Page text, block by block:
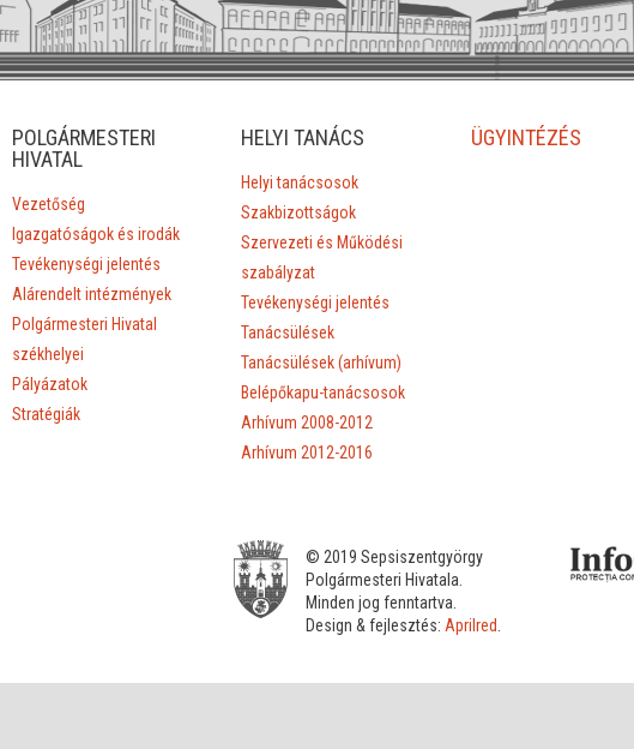
POLGÁRMESTERI
HIVATAL
Vezetőség
Igazgatóságok és irodák
Tevékenységi jelentés
Alárendelt intézmények
Polgármesteri Hivatal
székhelyei
Pályázatok
Stratégiák
HELYI TANÁCS
Helyi tanácsosok
Szakbizottságok
Szervezeti és Működési
szabályzat
Tevékenységi jelentés
Tanácsülések
Tanácsülések (arhívum)
Belépőkapu-tanácsosok
Arhívum 2008-2012
Arhívum 2012-2016
ÜGYINTÉZÉS
© 2019 Sepsiszentgyörgy
Polgármesteri Hivatala.
Minden jog fenntartva.
Design & fejlesztés: Aprilred